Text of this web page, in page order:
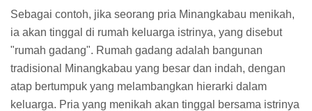
Sebagai contoh, jika seorang pria Minangkabau menikah,
ia akan tinggal di rumah keluarga istrinya, yang disebut
"rumah gadang". Rumah gadang adalah bangunan
tradisional Minangkabau yang besar dan indah, dengan
atap bertumpuk yang melambangkan hierarki dalam
keluarga. Pria yang menikah akan tinggal bersama istrinya